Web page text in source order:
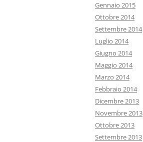
Gennaio 2015
Ottobre 2014
Settembre 2014
Luglio 2014
Giugno 2014
Maggio 2014
Marzo 2014
Febbraio 2014
Dicembre 2013
Novembre 2013
Ottobre 2013
Settembre 2013